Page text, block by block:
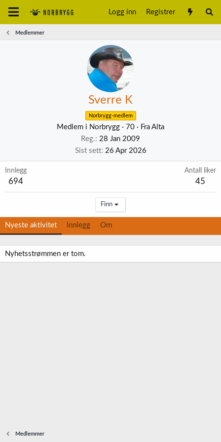
Logg inn Registrer
Medlemmer
Sverre K
Norbrygg-medlem
Medlem i Norbrygg · 70 · Fra Alta
Reg. 28 Jan 2009
Sist sett 26 Apr 2026
Innlegg
694
Antall liker
45
Finn
Nyeste aktivitet Innlegg Om
Nyhetsstrømmen er tom.
Medlemmer